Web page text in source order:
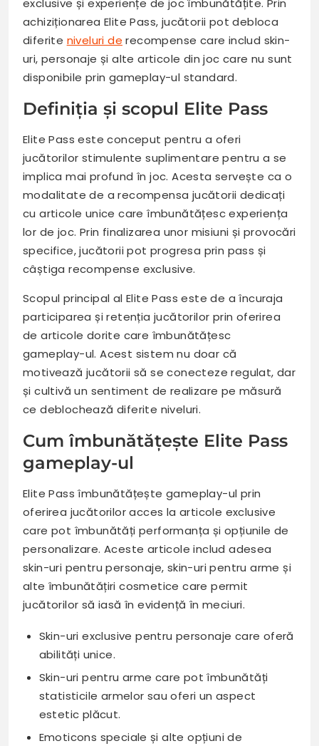
exclusive și experiențe de joc îmbunătățite. Prin
achiziționarea Elite Pass, jucătorii pot debloca
diferite niveluri de recompense care includ skin-
uri, personaje și alte articole din joc care nu sunt
disponibile prin gameplay-ul standard.
Definiția și scopul Elite Pass
Elite Pass este conceput pentru a oferi
jucătorilor stimulente suplimentare pentru a se
implica mai profund în joc. Acesta servește ca o
modalitate de a recompensa jucătorii dedicați
cu articole unice care îmbunătățesc experiența
lor de joc. Prin finalizarea unor misiuni și provocări
specifice, jucătorii pot progresa prin pass și
câștiga recompense exclusive.
Scopul principal al Elite Pass este de a încuraja
participarea și retenția jucătorilor prin oferirea
de articole dorite care îmbunătățesc
gameplay-ul. Acest sistem nu doar că
motivează jucătorii să se conecteze regulat, dar
și cultivă un sentiment de realizare pe măsură
ce deblochează diferite niveluri.
Cum îmbunătățește Elite Pass
gameplay-ul
Elite Pass îmbunătățește gameplay-ul prin
oferirea jucătorilor acces la articole exclusive
care pot îmbunătăți performanța și opțiunile de
personalizare. Aceste articole includ adesea
skin-uri pentru personaje, skin-uri pentru arme și
alte îmbunătățiri cosmetice care permit
jucătorilor să iasă în evidență în meciuri.
Skin-uri exclusive pentru personaje care oferă
abilități unice.
Skin-uri pentru arme care pot îmbunătăți
statisticile armelor sau oferi un aspect
estetic plăcut.
Emoticons speciale și alte opțiuni de